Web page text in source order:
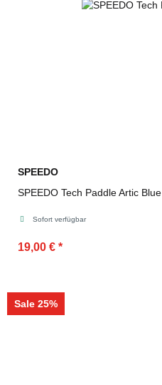
SPEEDO
SPEEDO Tech Paddle Artic Blue
Sofort verfügbar
19,00 € *
Sale 25%